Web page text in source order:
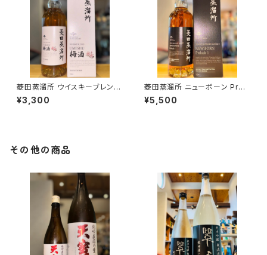
菱田蒸溜所 ウイスキーブレンド
梅酒 バーボンカスクフィニッシ
ュ 700ml１本（天星酒造・鹿児
¥3,300
菱田蒸溜所 ニューボーン Prel
udeⅠ 700ml１本（天星酒造・
鹿児島県曽於郡大崎町）
¥5,500
その他の商品